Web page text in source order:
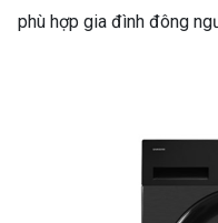
phù hợp gia đình đông
ĐƯỢC? NGUYÊN NHÂN
CÁCH SỬA CHI TIẾT
LẠNH KHÔNG TẮT)